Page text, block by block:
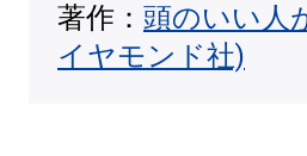
著作： 頭のいい人
イヤモンド社)